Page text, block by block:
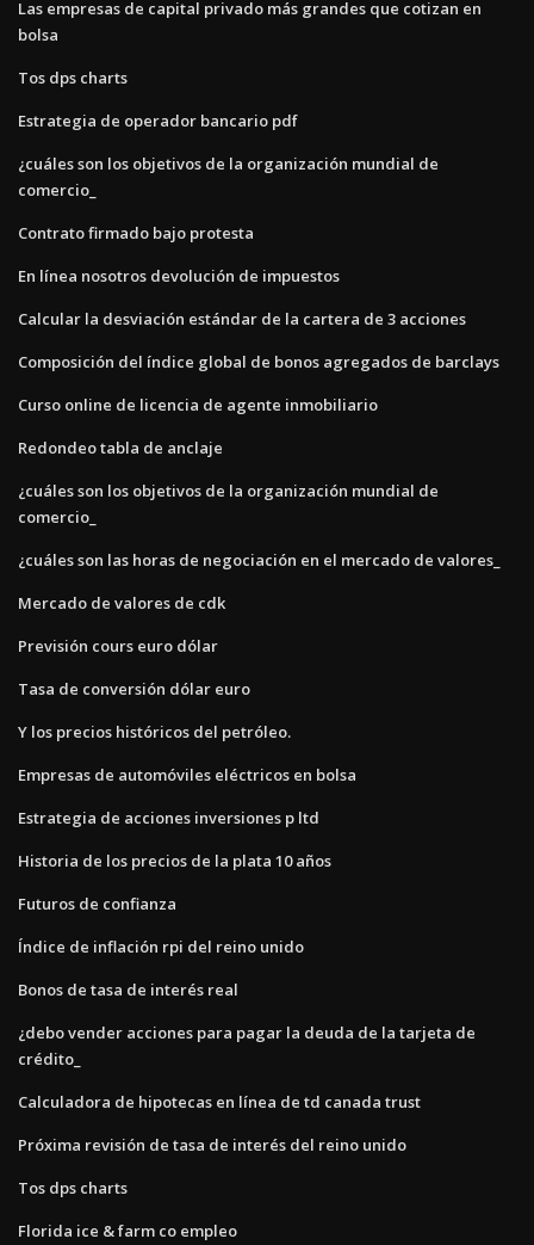
Las empresas de capital privado más grandes que cotizan en
bolsa
Tos dps charts
Estrategia de operador bancario pdf
¿cuáles son los objetivos de la organización mundial de
comercio_
Contrato firmado bajo protesta
En línea nosotros devolución de impuestos
Calcular la desviación estándar de la cartera de 3 acciones
Composición del índice global de bonos agregados de barclays
Curso online de licencia de agente inmobiliario
Redondeo tabla de anclaje
¿cuáles son los objetivos de la organización mundial de
comercio_
¿cuáles son las horas de negociación en el mercado de valores_
Mercado de valores de cdk
Previsión cours euro dólar
Tasa de conversión dólar euro
Y los precios históricos del petróleo.
Empresas de automóviles eléctricos en bolsa
Estrategia de acciones inversiones p ltd
Historia de los precios de la plata 10 años
Futuros de confianza
Índice de inflación rpi del reino unido
Bonos de tasa de interés real
¿debo vender acciones para pagar la deuda de la tarjeta de
crédito_
Calculadora de hipotecas en línea de td canada trust
Próxima revisión de tasa de interés del reino unido
Tos dps charts
Florida ice & farm co empleo